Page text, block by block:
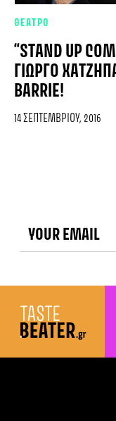
ΘΕΑΤΡΟ
“STAND UP
ΓΙΏΡΓΟ
BARRIE!
14 ΣΕΠΤΕΜΒΡΊΟΥ, 2016